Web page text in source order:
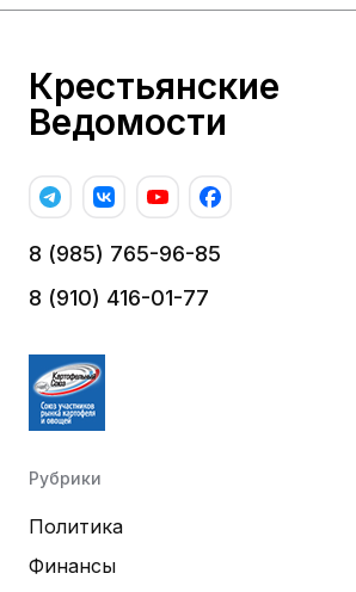
Крестьянские
Ведомости
8 (985) 765-96-85
8 (910) 416-01-77
Рубрики
Политика
Финансы